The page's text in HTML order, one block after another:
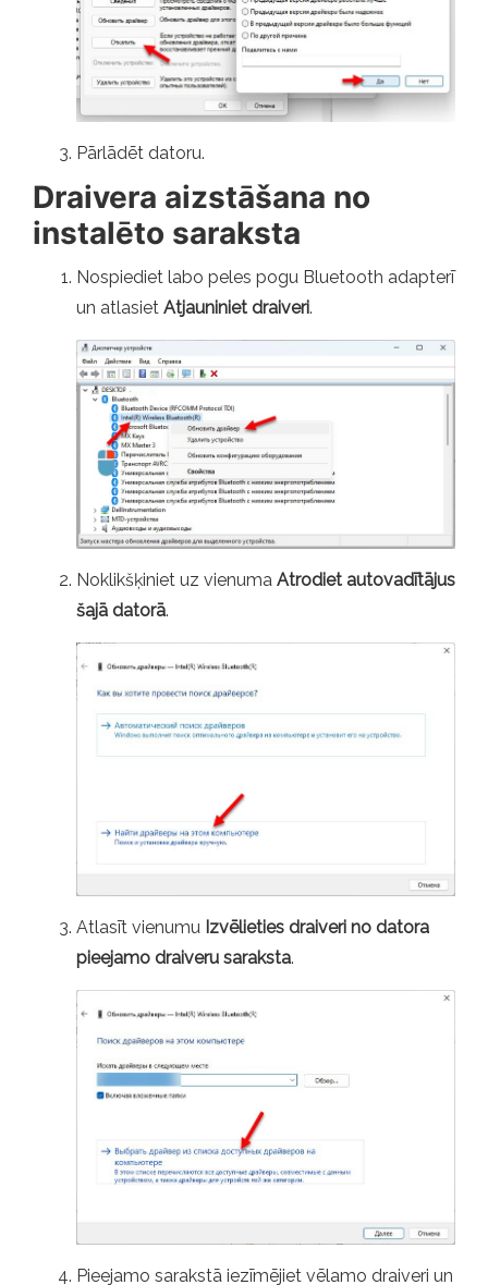
Pārlādēt datoru.
Draivera aizstāšana no
instalēto saraksta
Nospiediet labo peles pogu Bluetooth adapterī
un atlasiet Atjauniniet draiveri.
Noklikšķiniet uz vienuma Atrodiet autovadītājus
šajā datorā.
Atlasīt vienumu Izvēlieties draiveri no datora
pieejamo draiveru saraksta.
Pieejamo sarakstā iezīmējiet vēlamo draiveri un